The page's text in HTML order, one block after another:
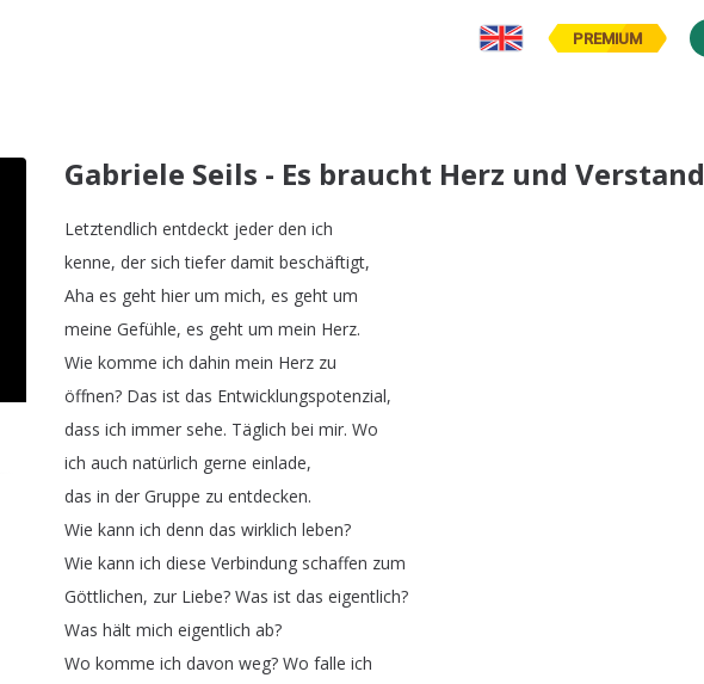
PREMIUM
Gabriele Seils - Es braucht Herz und Verstand
Letztendlich entdeckt jeder den ich
kenne, der sich tiefer damit beschäftigt,
Aha es geht hier um mich, es geht um
meine Gefühle, es geht um mein Herz.
Wie komme ich dahin mein Herz zu
öffnen? Das ist das Entwicklungspotenzial,
dass ich immer sehe. Täglich bei mir. Wo
ich auch natürlich gerne einlade,
das in der Gruppe zu entdecken.
Wie kann ich denn das wirklich leben?
Wie kann ich diese Verbindung schaffen zum
Göttlichen, zur Liebe? Was ist das eigentlich?
Was hält mich eigentlich ab?
Wo komme ich davon weg? Wo falle ich